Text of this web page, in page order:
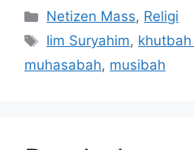
Kategori
Netizen Mass, Religi
Tag
Iim Suryahim,
muhasabah, musibah